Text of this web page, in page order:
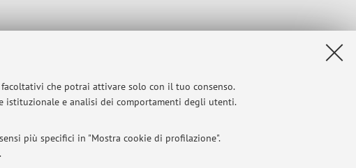
che potrai attivare solo con il tuo consenso.
istituzionale e analisi dei comportamenti degli utenti.
più specifici in "Mostra cookie di profilazione".